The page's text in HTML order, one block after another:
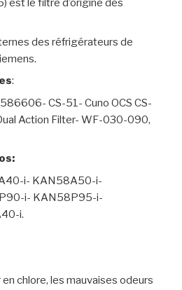
est le filtre d’origine des
des réfrigérateurs de
:
CS-51- Cuno OCS CS-
Action Filter- WF-030-090,
i- KAN58A50-i-
i- KAN58P95-i-
i.
chlore, les mauvaises odeurs